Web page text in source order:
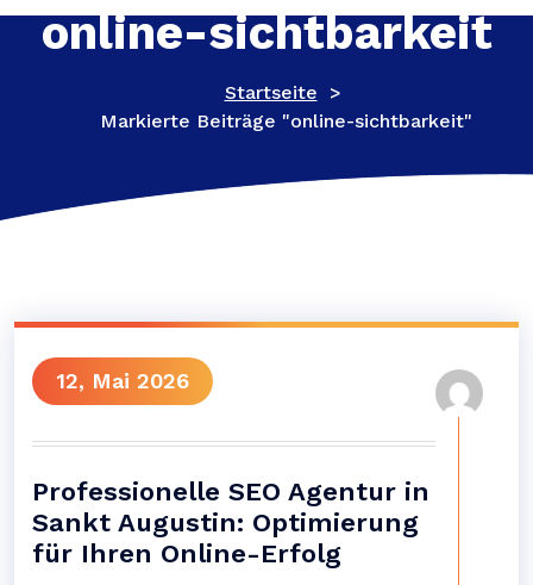
online-sichtbarkeit
Startseite >
Markierte Beiträge "online-sichtbarkeit"
12, Mai 2026
Professionelle SEO Agentur in
Sankt Augustin: Optimierung
für Ihren Online-Erfolg